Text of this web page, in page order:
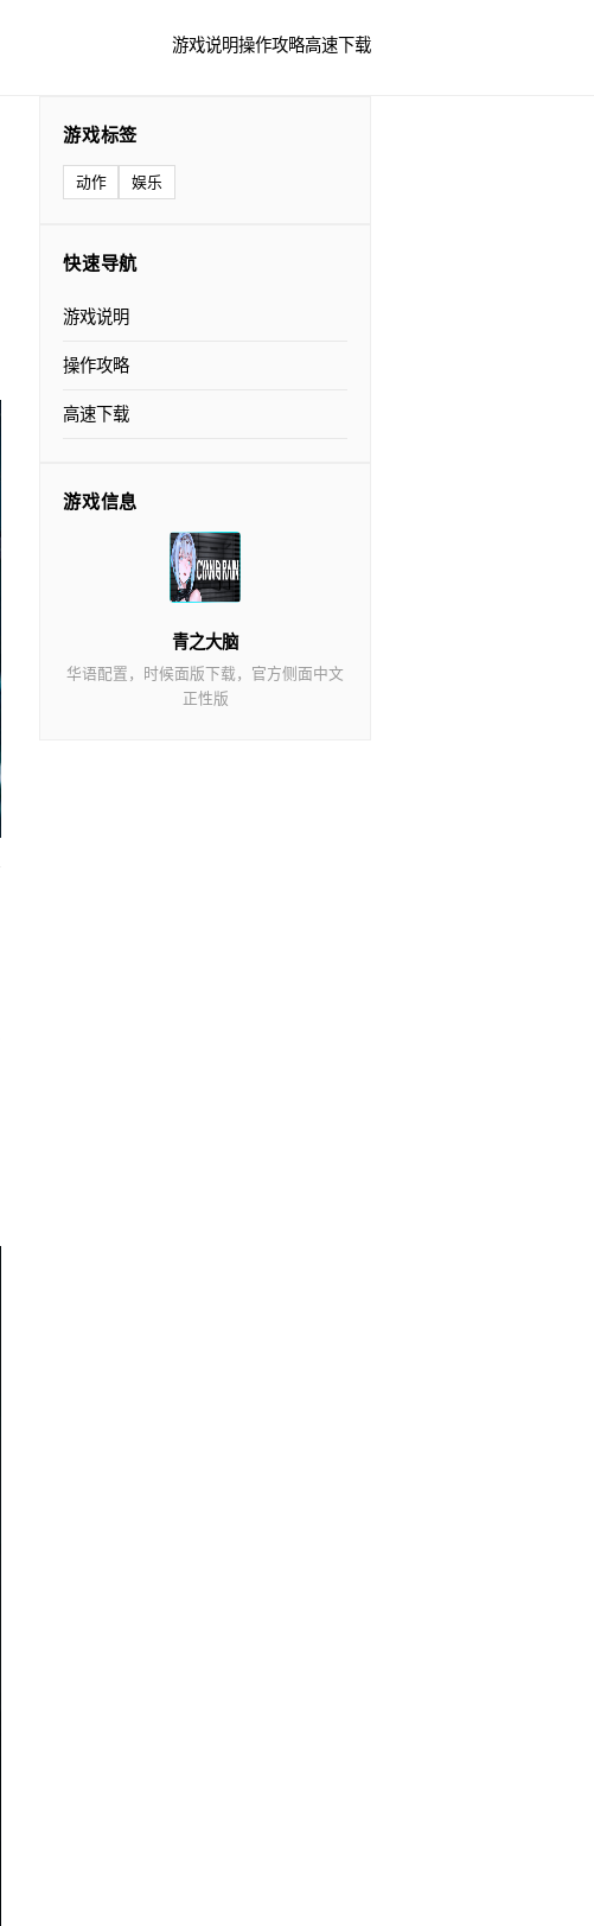
游戏说明操作攻略高速下载
游戏标签
动作 娱乐
快速导航
游戏说明
操作攻略
高速下载
游戏信息
青之大脑
华语配置，时候面版下载，官方侧面中文
正性版